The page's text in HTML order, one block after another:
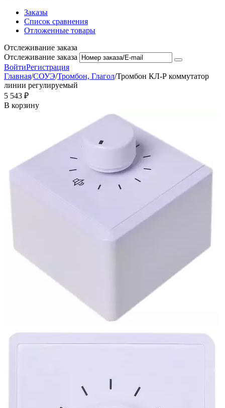
Заказы
Список сравнения
Отложенные товары
Отслеживание заказа
Отслеживание заказа
ВойтиРегистрация
Главная/СОУЭ/Тромбон, Глагол/Тромбон КЛ-Р коммутатор
линии регулируемый
5 543 ₽
В корзину